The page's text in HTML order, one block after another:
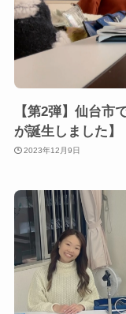
【第2弾】仙台市
が誕生しました】
2023年12月9日